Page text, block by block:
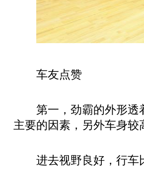
车友点赞
第一，劲霸的外形透
主要的因素，另外车身较
进去视野良好，行车